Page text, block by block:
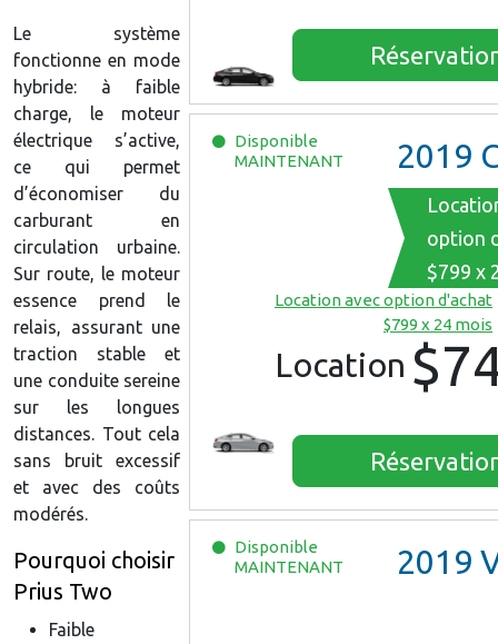
Disponible
MAINTENANT
2019
option
$799 x
Location avec option d'achat
$799 x 24 mois
Location
Disponible
MAINTENANT
2019
Le système
fonctionne en mode
hybride: à faible
charge, le moteur
électrique s’active,
ce qui permet
d’économiser du
carburant en
circulation urbaine.
Sur route, le moteur
essence prend le
relais, assurant une
traction stable et
une conduite sereine
sur les longues
distances. Tout cela
sans bruit excessif
et avec des coûts
modérés.
Pourquoi choisir
Prius Two
Faible